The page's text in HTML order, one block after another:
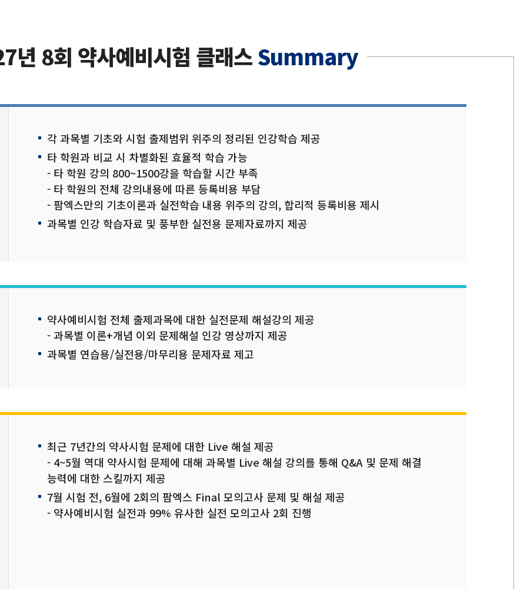
년 8회 약사예비시험 클래스Summary
각 과목별 기초와 시험 출제범위 위주의 정리된 인강학습 제공
타 학원과 비교 시 차별화된 효율적 학습 가능
- 타 학원 강의 800~1500강을 학습할 시간 부족
- 타 학원의 전체 강의내용에 따른 등록비용 부담
- 팜엑스만의 기초이론과 실전학습 내용 위주의 강의, 합리적 등록비용 제시
과목별 인강 학습자료 및 풍부한 실전용 문제자료까지 제공
약사예비시험 전체 출제과목에 대한 실전문제 해설강의 제공
- 과목별 이론+개념 이외 문제해설 인강 영상까지 제공
과목별 연습용/실전용/마무리용 문제자료 제고
최근 7년간의 약사시험 문제에 대한 Live 해설 제공
- 4~5월 역대 약사시험 문제에 대해 과목별 Live 해설 강의를 통해 Q&A 및 문제 해결
능력에 대한 스킬까지 제공
7월 시험 전, 6월에 2회의 팜엑스 Final 모의고사 문제 및 해설 제공
- 약사예비시험 실전과 99% 유사한 실전 모의고사 2회 진행